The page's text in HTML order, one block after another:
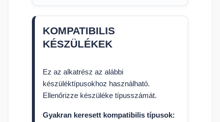
KOMPATIBILIS
KÉSZÜLÉKEK
Ez az alkatrész az alábbi
készüléktípusokhoz használható.
Ellenőrizze készüléke típusszámát.
Gyakran keresett kompatibilis típusok: